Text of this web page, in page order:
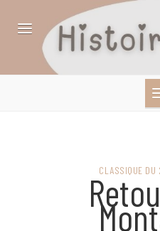
CLASSIQUE DU